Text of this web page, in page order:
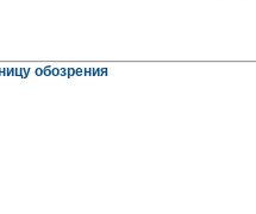
обозрения